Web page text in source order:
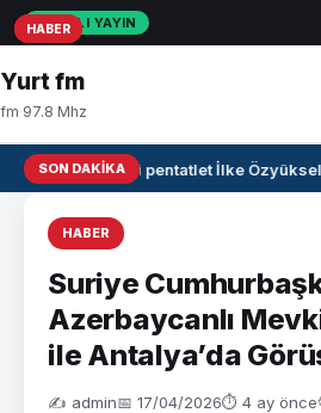
CANLI YAYIN
Yurt fm
fm 97.8 Mhz
SON DAKIKAMilli pentatlet İlke
HABER
Suriye
Azerbaycanlı
ile Antalya’da
✍️ admin📅 17/04/2026⏱ 4 ay önce
HABER
HABER
HABER